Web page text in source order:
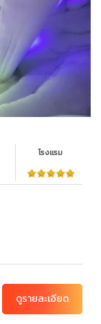
โรงเเรม
ดูรายละเอียด